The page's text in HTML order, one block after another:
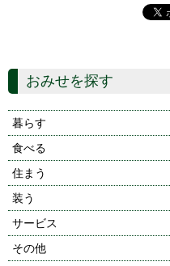
おみせを探す
暮らす
食べる
住まう
装う
サービス
その他